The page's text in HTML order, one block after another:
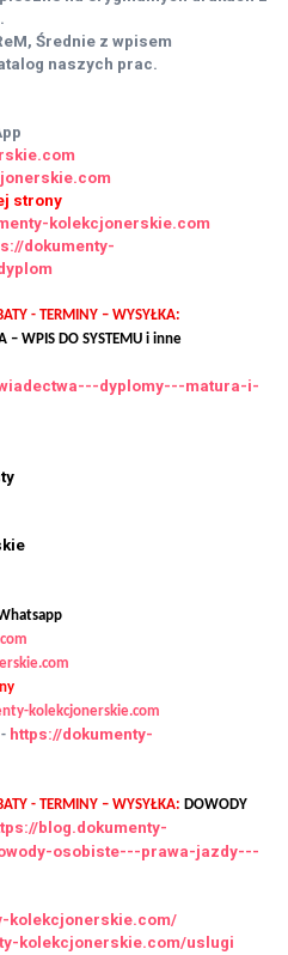
Średnie z wpisem
naszych prac.
strony
kolekcjonerskie.com
dokumenty-
- TERMINY – WYSYŁKA:
– WPIS DO SYSTEMU i inne
dyplomy---matura-i-
kolekcjonerskie.com
- https://dokumenty-
- TERMINY – WYSYŁKA: DOWODY
blog.dokumenty-
osobiste---prawa-jazdy---
kolekcjonerskie.com/
kolekcjonerskie.com/uslugi